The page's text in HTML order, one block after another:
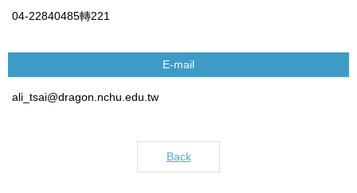
04-22840485轉221
E-mail
ali_tsai@dragon.nchu.edu.tw
Back